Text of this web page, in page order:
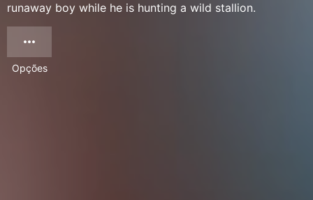
runaway boy while he is hunting a wild stallion.
Opções